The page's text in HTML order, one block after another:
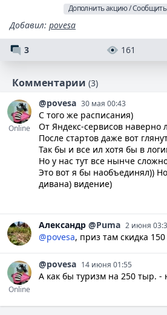
Дополнить акцию /
Добавил: povesa
3 161
Комментарии (3)
Online
@povesa 30 мая 00:43
С того же расписания)
От Яндекс-сервисов наверно
После стартов даже вот
Так бы и все ил хотя бы в
Но у нас тут все нынче
Это вот я бы наобъединял))
дивана) видение)
Александр @Puma 2 июня
@povesa, приз там скидка
Online
@povesa 14 июня 01:55
А как бы туризм на 250 тыр. -